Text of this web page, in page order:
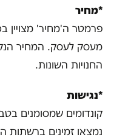
*מחיר
פרמטר ה'מחיר' מצויין
מעסק לעסק. המחיר
החנויות השונות.
*נגישות
קונדומים שמסומנים
נמצאו זמינים ברשתות